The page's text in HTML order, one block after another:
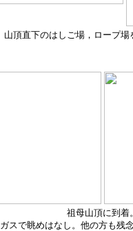
山頂直下のはしご場，ロープ場
祖母山頂に到着
ガスで眺めはなし。他の方も残